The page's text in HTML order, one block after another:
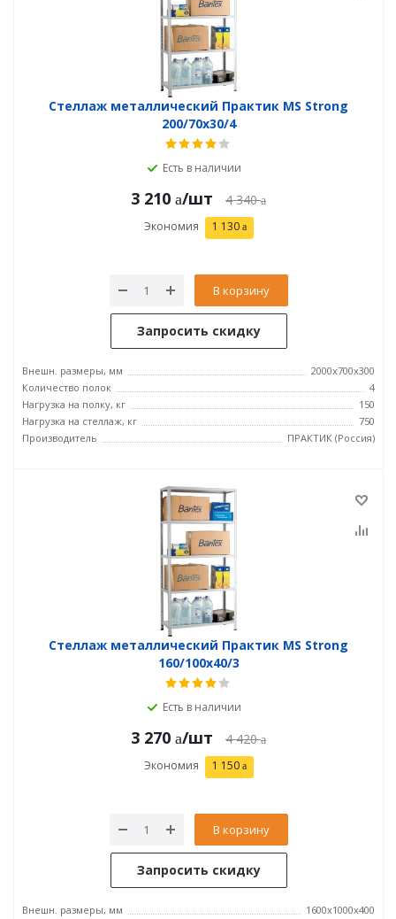
Стеллаж металлический Практик MS Strong
200/70x30/4
Есть в наличии
3 210 /шт 4 340
Экономия 1 130
В корзину
Запросить скидку
Внешн. размеры, мм
2000x700x300
Количество полок
4
Нагрузка на полку, кг
150
Нагрузка на стеллаж, кг
750
Производитель
ПРАКТИК (Россия)
Стеллаж металлический Практик MS Strong
160/100x40/3
Есть в наличии
3 270 /шт 4 420
Экономия 1 150
В корзину
Запросить скидку
Внешн. размеры, мм
1600x1000x400